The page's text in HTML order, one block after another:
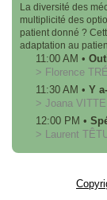
La diversité des
multiplicité des
patient donné ?
adaptation au
11:00 AM •
> Florence
11:30 AM • Y
> Joana VITTE
12:00 PM •
> Laurent